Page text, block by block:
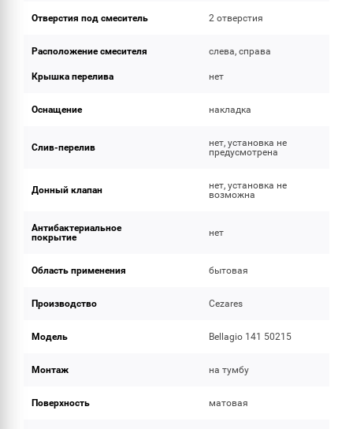
Отверстия под смеситель 2 отверстия
Расположение смесителя слева, справа
Крышка перелива нет
Оснащение накладка
Слив-перелив
нет, установка не
предусмотрена
Донный клапан
нет, установка не
возможна
Антибактериальное
покрытие
нет
Область применения бытовая
Производство Cezares
Модель Bellagio 141 50215
Монтаж на тумбу
Поверхность матовая